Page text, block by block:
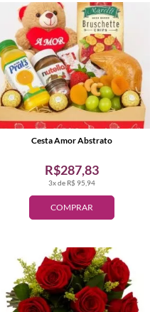
COMPRAR
3x de R$ 95,94
R$287,83
Cesta Amor Abstrato